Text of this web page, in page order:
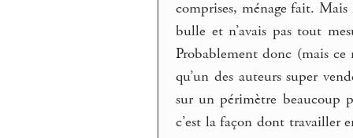
comprises, ménage fait.
bulle et n’avais pas tout
Probablement donc (mais
qu’un des auteurs super
sur un périmètre beaucoup
c’est la façon dont travailler